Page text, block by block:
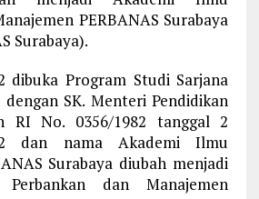
PERBANAS Surabaya
Surabaya).
dibuka Program Studi Sarjana
SK. Menteri Pendidikan
RI No. 0356/1982 tanggal 2
dan nama Akademi Ilmu
Surabaya diubah menjadi
dan Manajemen